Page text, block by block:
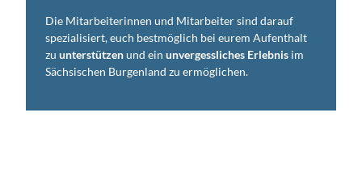
Die Mitarbeiterinnen und Mitarbeiter sind darauf
spezialisiert, euch bestmöglich bei eurem Aufenthalt
zu unterstützenund ein unvergessliches Erlebnis im
Sächsischen Burgenland zu ermöglichen.